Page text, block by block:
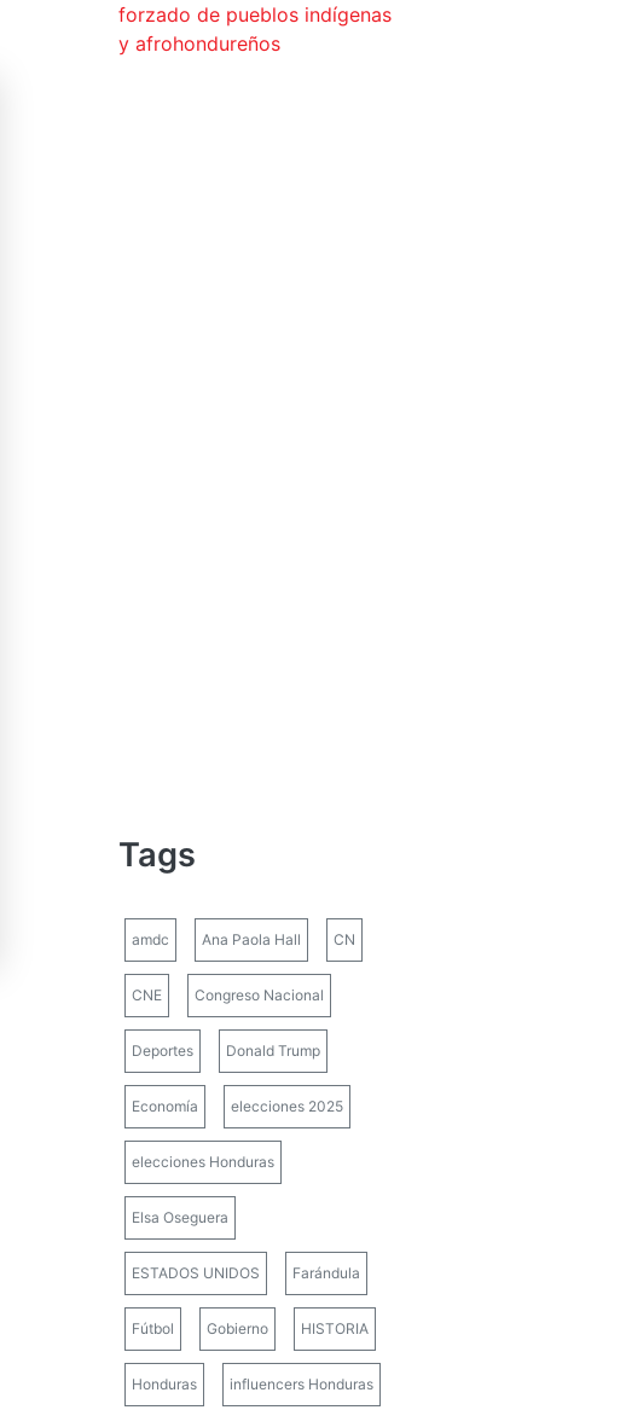
forzado de pueblos indígenas
y afrohondureños
Tags
amdc Ana Paola Hall CN
CNE Congreso Nacional
Deportes Donald Trump
Economía elecciones 2025
elecciones Honduras
Elsa Oseguera
ESTADOS UNIDOS Farándula
Fútbol Gobierno HISTORIA
Honduras influencers Honduras